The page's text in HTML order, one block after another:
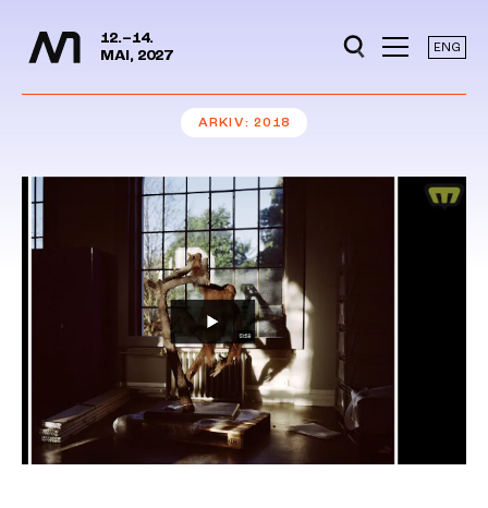
Hopp til hovedinnhold
12.–14.
MAI, 2027
ENG
ARKIV 2018